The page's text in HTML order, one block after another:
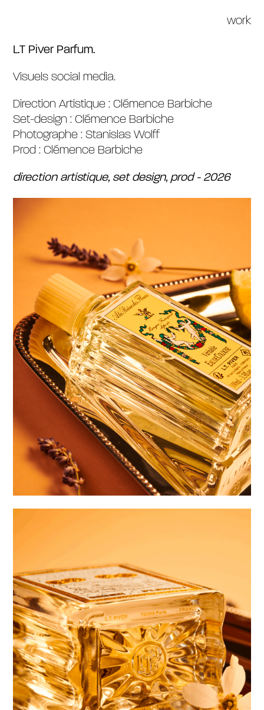
Libertine Blends
ingrédients
Joone
textures cosmétiques
Libertine Blends
L.T Piver Parfum
Maif Social Club Noël
L.T Piver
Bonjout
textures IA
perifit
Gaspard Cottance
Laneige
Osée
Nuoro
work
L.T Piver Parfum.
Visuels social media.
Direction Artistique : Clémence Barbiche
Set-design : Clémence Barbiche
Photographe :Stanislas Wolff
Prod : Clémence Barbiche
direction artistique, set design, prod - 2026